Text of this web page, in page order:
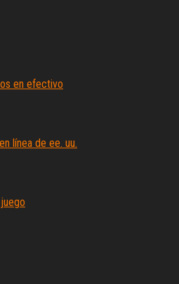
en efectivo
línea de ee. uu.